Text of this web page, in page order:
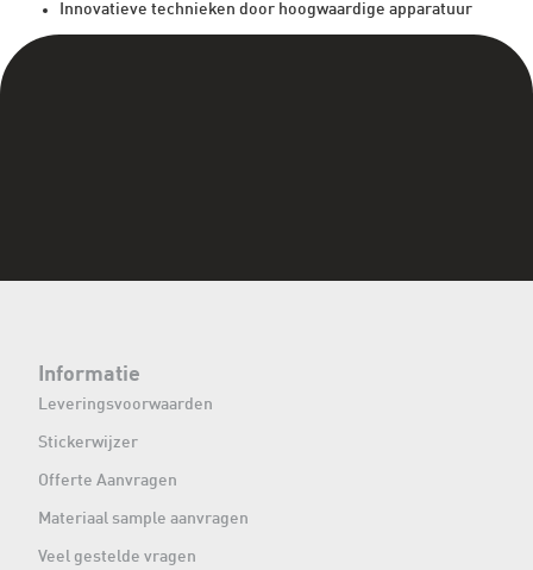
Innovatieve technieken door hoogwaardige apparatuur
Informatie
Leveringsvoorwaarden
Stickerwijzer
Offerte Aanvragen
Materiaal sample aanvragen
Veel gestelde vragen